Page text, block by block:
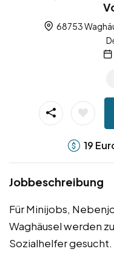
68753
19
Jobbeschreibung
Für Minijobs,
Waghäusel werden
Sozialhelfer gesucht.